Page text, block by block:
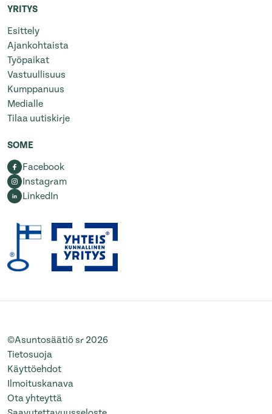
YRITYS
Esittely
Ajankohtaista
Työpaikat
Vastuullisuus
Kumppanuus
Medialle
Tilaa uutiskirje
SOME
Facebook
Instagram
LinkedIn
©Asuntosäätiö sr 2026
Tietosuoja
Käyttöehdot
Ilmoituskanava
Ota yhteyttä